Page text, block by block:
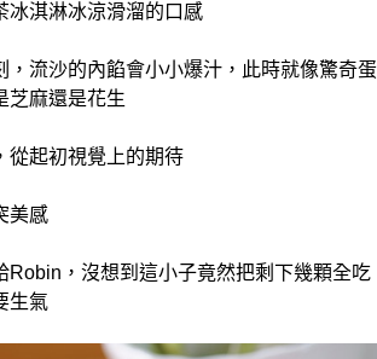
冰淇淋冰涼滑溜的口感
，流沙的內餡會小小爆汁，此時就像驚奇蛋
芝麻還是花生
從起初視覺上的期待
美感
Robin，沒想到這小子竟然把剩下幾顆全吃
生氣